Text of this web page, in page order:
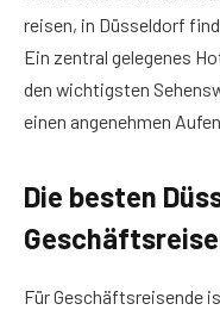
reisen, in Düsseldorf
Ein zentral gelegenes
den wichtigsten
einen angenehmen
Die besten
Für Geschäftsreisende